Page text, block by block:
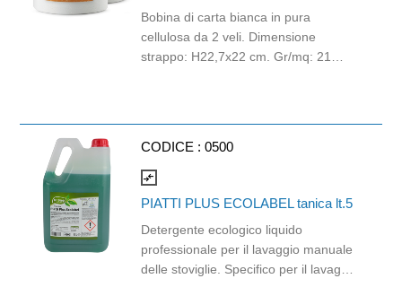
Bobina di carta bianca in pura
cellulosa da 2 veli. Dimensione
strappo: H22,7x22 cm. Gr/mq: 21
CODICE : 0500
compare_arrows
PIATTI PLUS ECOLABEL tanica lt.5
Detergente ecologico liquido
professionale per il lavaggio manuale
delle stoviglie. Specifico per il lavaggio